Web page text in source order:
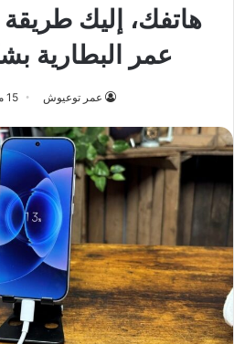
هاتفك، إليك طريقة
عمر البطارية
عمر توعيوش 15 مايو، 2026